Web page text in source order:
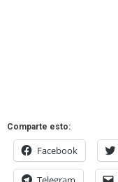
Comparte esto:
Facebook